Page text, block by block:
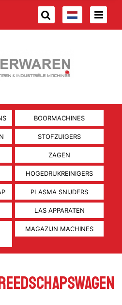
BOORMACHINES
STOFZUIGERS
ZAGEN
HOGEDRUKREINIGERS
PLASMA SNIJDERS
LAS APPARATEN
MAGAZIJN MACHINES